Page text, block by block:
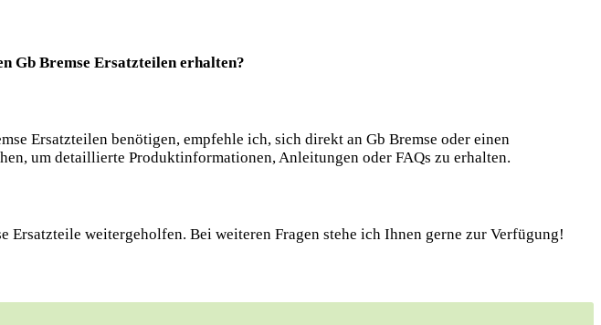
Gb Bremse Ersatzteilen erhalten?
Ersatzteilen benötigen, empfehle ich, sich direkt an Gb Bremse oder einen
um detaillierte Produktinformationen, Anleitungen oder FAQs zu erhalten.
weitergeholfen. Bei weiteren Fragen stehe ich Ihnen gerne zur Verfügung!